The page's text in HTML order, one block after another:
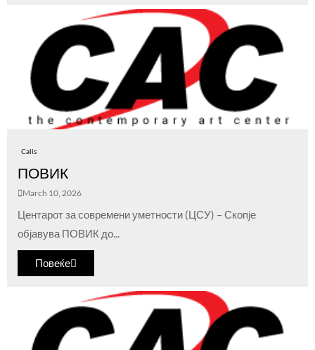
Calls
ПОВИК
March 10, 2026
Центарот за современи уметности (ЦСУ) – Скопје
објавува ПОВИК до...
Повеќе